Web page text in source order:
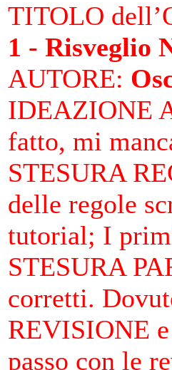
TITOLO
1 - Risveglio
AUTORE:
IDEAZIONE
fatto, mi
STESURA
delle regole
tutorial; I
STESURA
corretti.
REVISIONE
passo con le